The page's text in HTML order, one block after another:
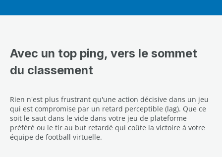
Avec un top ping, vers le sommet
du classement
Rien n'est plus frustrant qu'une action décisive dans un jeu
qui est compromise par un retard perceptible (lag). Que ce
soit le saut dans le vide dans votre jeu de plateforme
préféré ou le tir au but retardé qui coûte la victoire à votre
équipe de football virtuelle.